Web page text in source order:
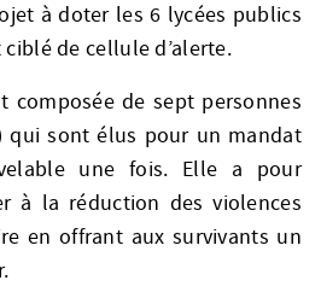
à doter les 6 lycées publics
de cellule d’alerte.
composée de sept personnes
qui sont élus pour un mandat
une fois. Elle a pour
à la réduction des violences
en offrant aux survivants un